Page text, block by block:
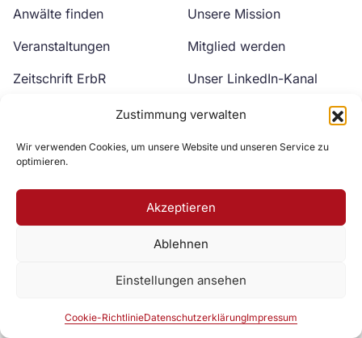
Zustimmung verwalten
Wir verwenden Cookies, um unsere Website und unseren Service zu
optimieren.
Akzeptieren
Ablehnen
Einstellungen ansehen
Cookie-RichtlinieDatenschutzerklärungImpressum
Anwälte finden
Veranstaltungen
Zeitschrift ErbR
Unsere Mission
Mitglied werden
Unser LinkedIn-Kanal
Unser YouTube-Kanal
Zur DAV Webseite